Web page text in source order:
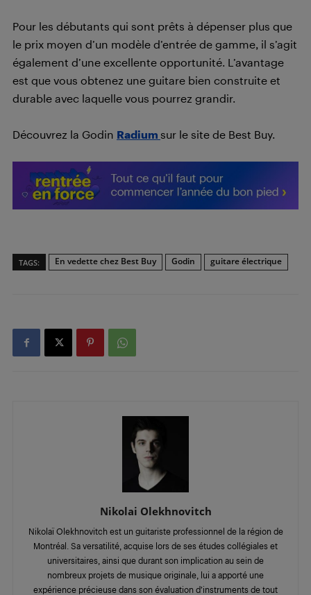
Pour les débutants qui sont prêts à dépenser plus que
le prix moyen d’un modèle d’entrée de gamme, il s’agit
également d’une excellente opportunité. L’avantage
est que vous obtenez une guitare bien construite et
durable avec laquelle vous pourrez grandir.
Découvrez la Godin Radium sur le site de Best Buy.
TAGS: En vedette chez Best Buy Godin guitare électrique
Nikolai Olekhnovitch
Nikolaï Olekhnovitch est un guitariste professionnel de la région de
Montréal. Sa versatilité, acquise lors de ses études collégiales et
universitaires, ainsi que durant son implication au sein de
nombreux projets de musique originale, lui a apporté une
expérience précieuse dans son évaluation d’instruments de tout